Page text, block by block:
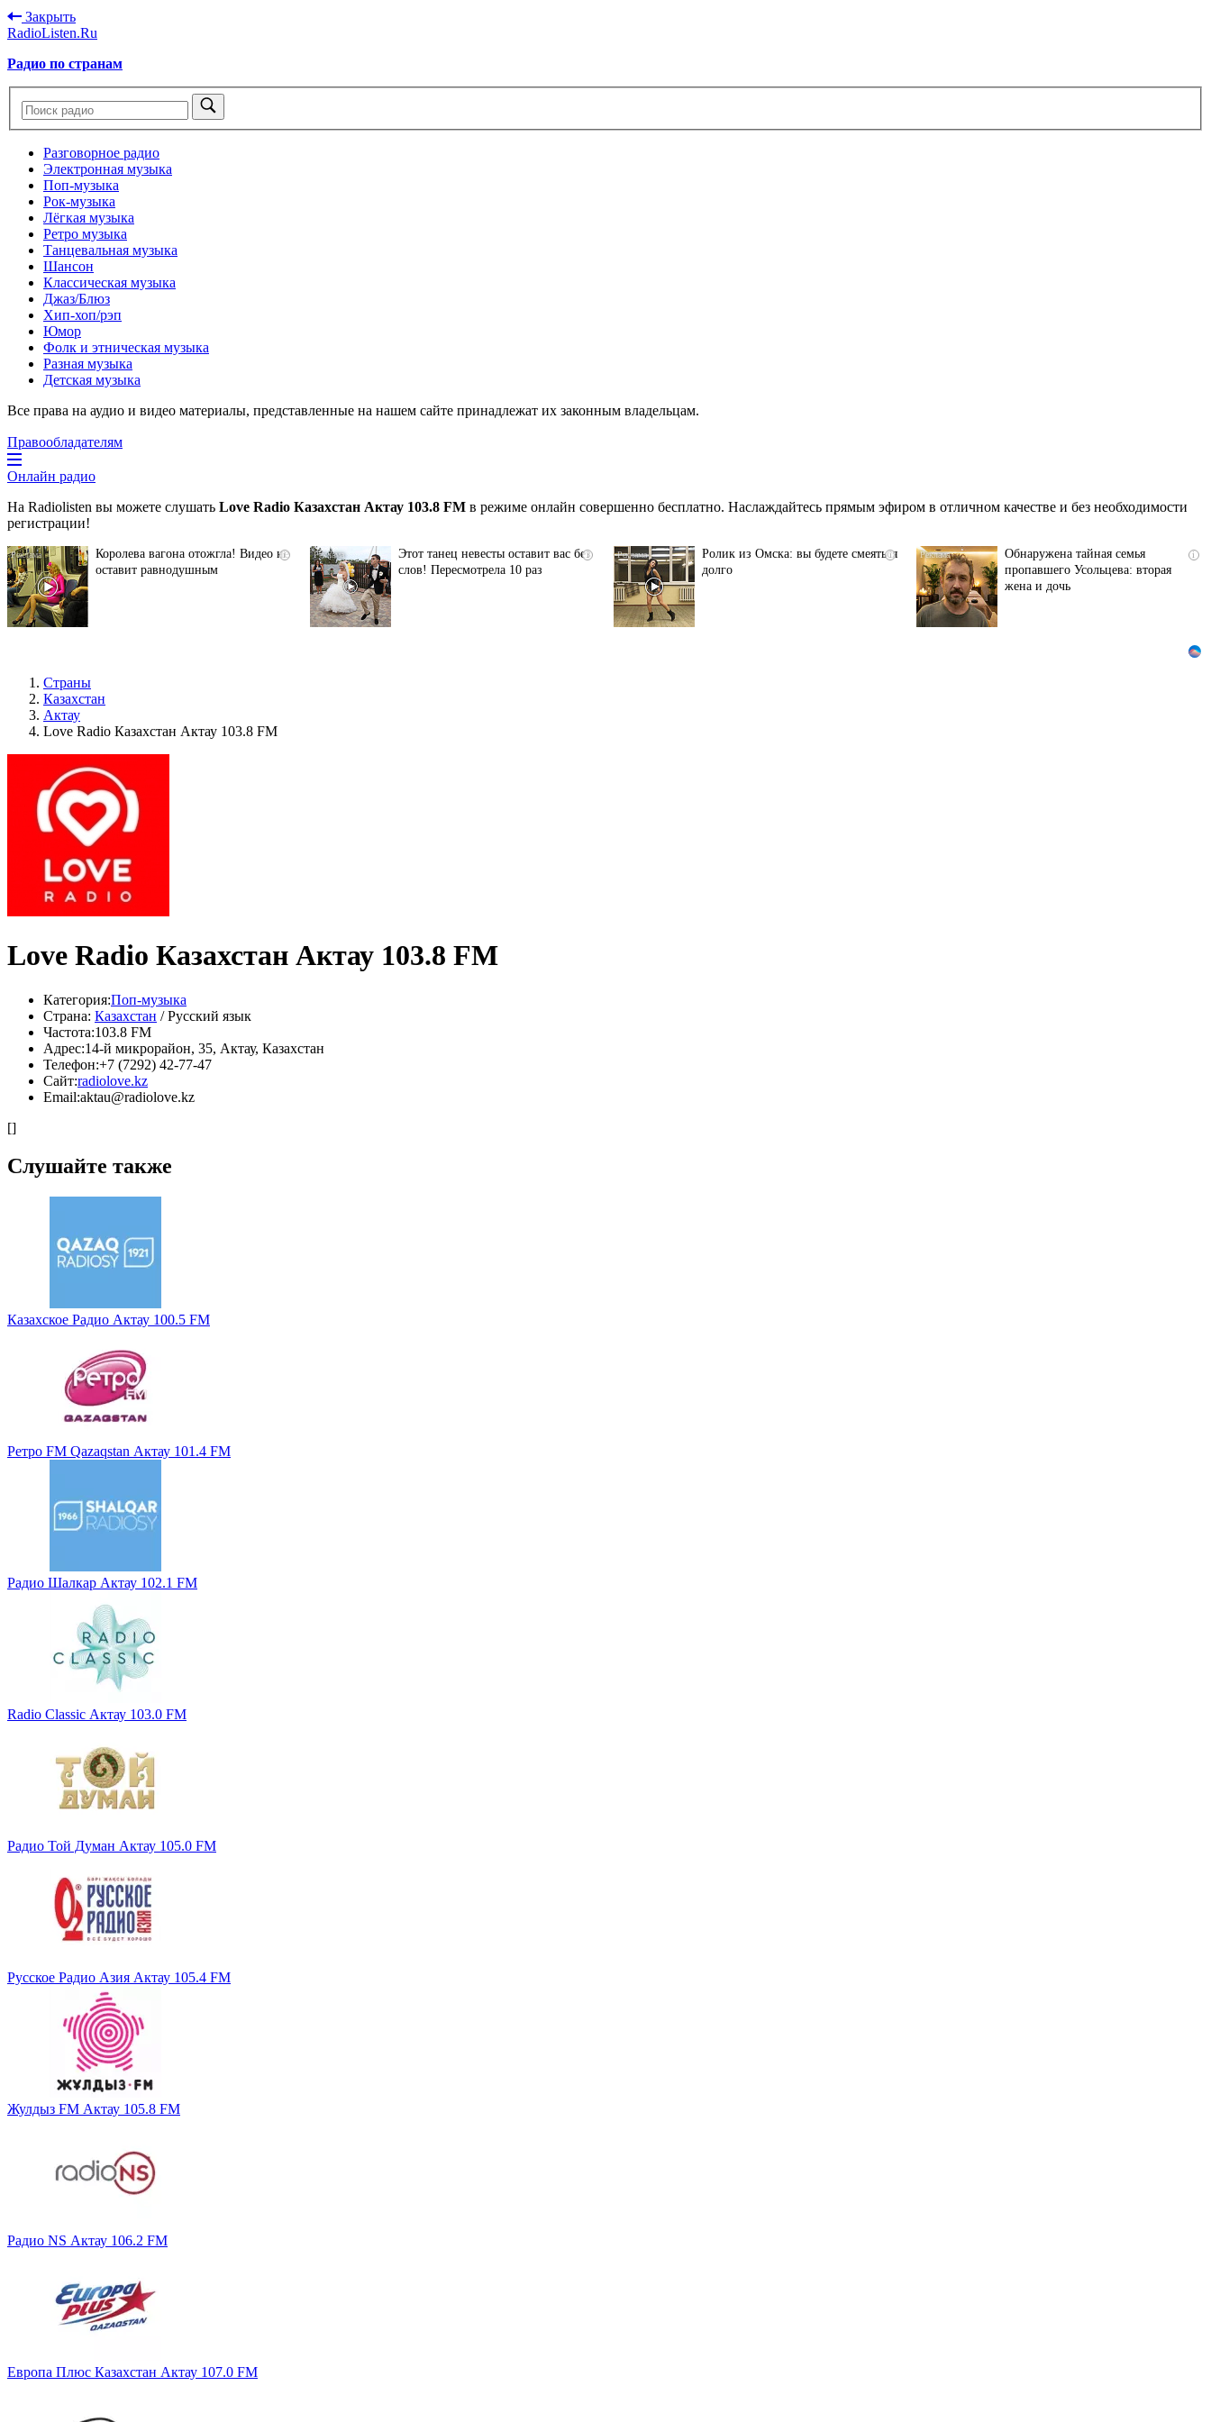
Закрыть
RadioListen.Ru
Радио по странам
Разговорное радио
Электронная музыка
Поп-музыка
Рок-музыка
Лёгкая музыка
Ретро музыка
Танцевальная музыка
Шансон
Классическая музыка
Джаз/Блюз
Хип-хоп/рэп
Юмор
Фолк и этническая музыка
Разная музыка
Детская музыка
Все права на аудио и видео материалы, представленные на нашем сайте принадлежат их законным владельцам.
Правообладателям
Онлайн радио
На Radiolisten вы можете слушать Love Radio Казахстан Актау 103.8 FM в режиме онлайн совершенно бесплатно. Наслаждайтесь прямым эфиром в отличном качестве и без необходимости
регистрации!
i
Королева вагона отожгла! Видео не
оставит равнодушным
i
Этот танец невесты оставит вас без
слов! Пересмотрела 10 раз
i
Ролик из Омска: вы будете смеяться
долго
i
Обнаружена тайная семья
пропавшего Усольцева: вторая
жена и дочь
Страны
Казахстан
Актау
Love Radio Казахстан Актау 103.8 FM
Love Radio Казахстан Актау 103.8 FM
Категория:Поп-музыка
Страна: Казахстан / Русский язык
Частота:103.8 FM
Адрес:14-й микрорайон, 35, Актау, Казахстан
Телефон:+7 (7292) 42-77-47
Сайт:radiolove.kz
Email:aktau@radiolove.kz
[]
Слушайте также
Казахское Радио Актау 100.5 FM
Ретро FM Qazaqstan Актау 101.4 FM
Радио Шалкар Актау 102.1 FM
Radio Classic Актау 103.0 FM
Радио Той Думан Актау 105.0 FM
Русское Радио Азия Актау 105.4 FM
Жулдыз FM Актау 105.8 FM
Радио NS Актау 106.2 FM
Европа Плюс Казахстан Актау 107.0 FM